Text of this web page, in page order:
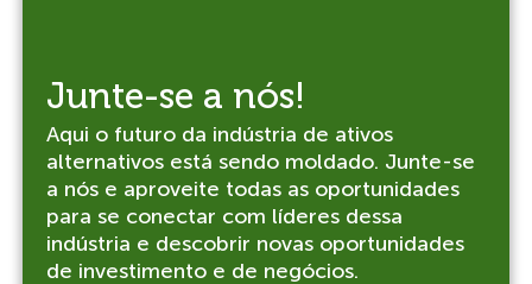
Junte-se a nós!
Aqui o futuro da indústria de ativos
alternativos está sendo moldado. Junte-se
a nós e aproveite todas as oportunidades
para se conectar com líderes dessa
indústria e descobrir novas oportunidades
de investimento e de negócios.